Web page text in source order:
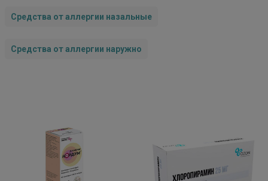
Средства от аллергии назальные
Средства от аллергии наружно